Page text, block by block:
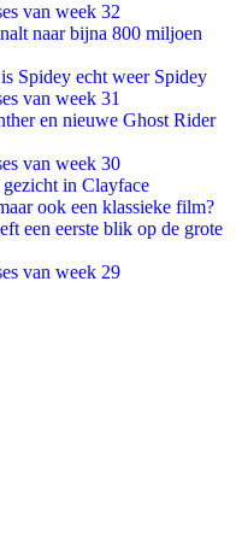
van week 32
naar bijna 800 miljoen
Spidey echt weer Spidey
van week 31
en nieuwe Ghost Rider
van week 30
in Clayface
ook een klassieke film?
een eerste blik op de grote
van week 29